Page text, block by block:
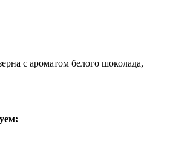
с ароматом белого шоколада,